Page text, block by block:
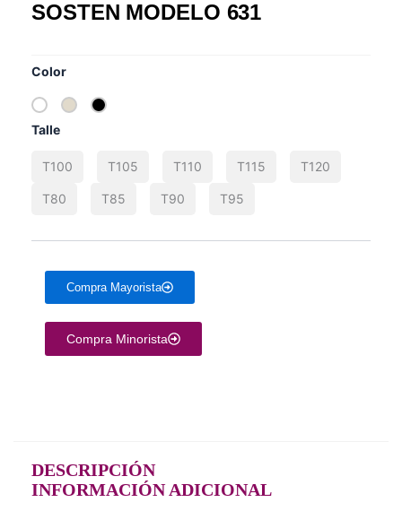
SOSTEN MODELO 631
Color
Talle
T100 T105 T110 T115 T120
T80 T85 T90 T95
Compra Mayorista
Compra Minorista
DESCRIPCIÓN
INFORMACIÓN ADICIONAL